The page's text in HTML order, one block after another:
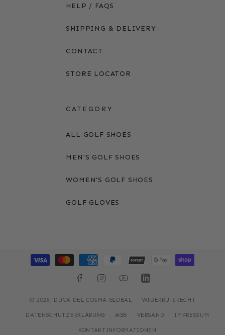
HELP / FAQS
SHIPPING & DELIVERY
CONTACT
STORE LOCATOR
CATEGORY
ALL GOLF SHOES
MEN'S GOLF SHOES
WOMEN'S GOLF SHOES
GOLF GLOVES
Zahlungsmethoden
FACEBOOKINSTAGRAM
YOUTUBELINKEDIN
© 2026, DUCA DEL COSMA GLOBAL WIDERRUFSRECHT
DATENSCHUTZERKLÄRUNG AGB VERSAND IMPRESSUM
KONTAKTINFORMATIONEN